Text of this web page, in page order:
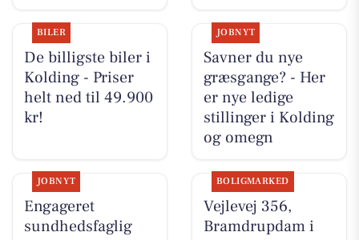
BILER
De billigste biler i
Kolding - Priser
helt ned til 49.900
kr!
JOBNYT
Savner du nye
græsgange? - Her
er nye ledige
stillinger i Kolding
og omegn
JOBNYT
Engageret
sundhedsfaglig
BOLIGMARKED
Vejlevej 356,
Bramdrupdam i